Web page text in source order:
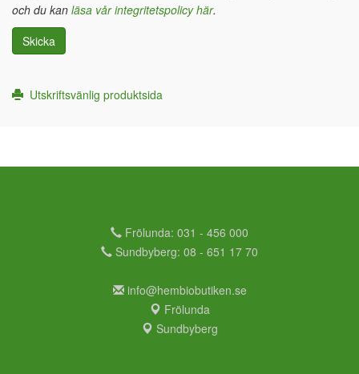
och du kan läsa vår integritetspolicy här.
Skicka
Utskriftsvänlig produktsida
Frölunda: 031 - 456 000
Sundbyberg: 08 - 651 17 70
info@hembiobutiken.se
Frölunda
Sundbyberg